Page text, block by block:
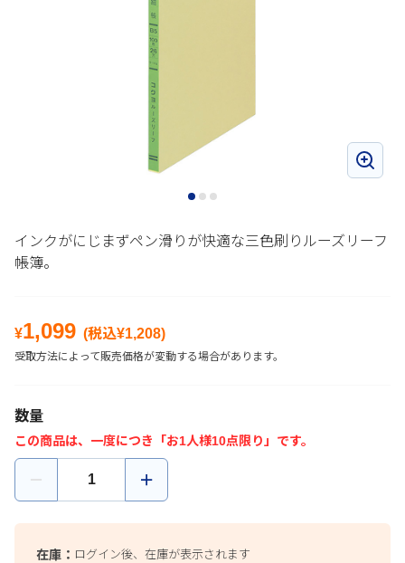
インクがにじまずペン滑りが快適な三色刷りルーズリーフ
帳簿。
¥1,099 (税込¥1,208)
受取方法によって販売価格が変動する場合があります。
数量
この商品は、一度につき「お1人様10点限り」です。
在庫： ログイン後、在庫が表示されます